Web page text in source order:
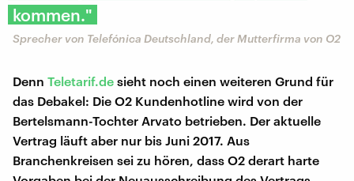
kommen."
Sprecher von Telefónica Deutschland, der Mutterfirma von O2
Denn Teletarif.de sieht noch einen weiteren Grund für
das Debakel: Die O2 Kundenhotline wird von der
Bertelsmann-Tochter Arvato betrieben. Der aktuelle
Vertrag läuft aber nur bis Juni 2017. Aus
Branchenkreisen sei zu hören, dass O2 derart harte